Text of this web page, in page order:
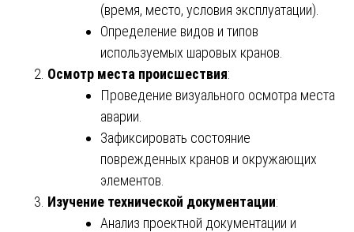
(время, место, условия эксплуатации).
Определение видов и типов
используемых шаровых кранов.
Осмотр места происшествия:
Проведение визуального осмотра места
аварии.
Зафиксировать состояние
поврежденных кранов и окружающих
элементов.
Изучение технической документации:
Анализ проектной документации и